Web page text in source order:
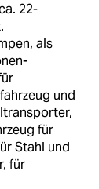
22-
als
und
für
Stahl und
für